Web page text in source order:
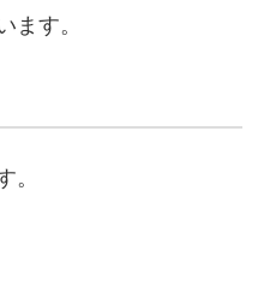
ます。
。